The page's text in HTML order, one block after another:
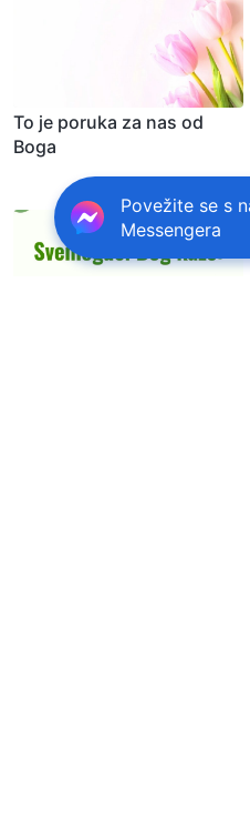
To je poruka za nas od
Boga
Povežite se s
Messengera